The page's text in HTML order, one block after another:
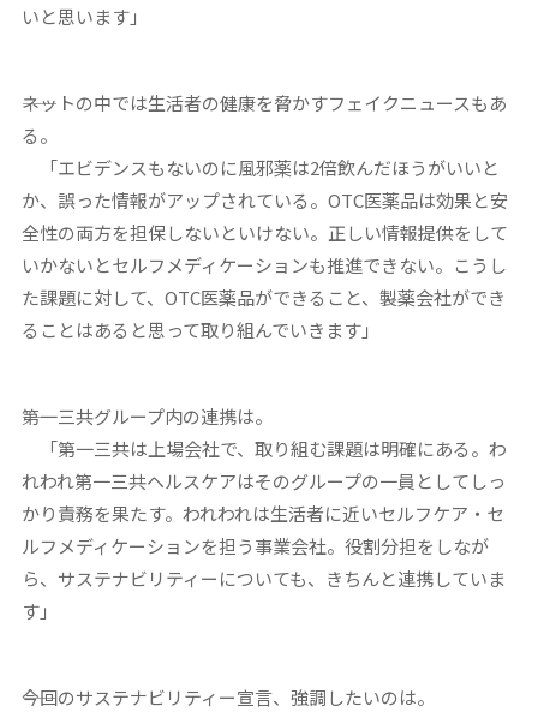
いと思います」
――ネットの中では生活者の健康を脅かすフェイクニュースもあ
る。
「エビデンスもないのに風邪薬は2倍飲んだほうがいいと
か、誤った情報がアップされている。OTC医薬品は効果と安
全性の両方を担保しないといけない。正しい情報提供をして
いかないとセルフメディケーションも推進できない。こうし
た課題に対して、OTC医薬品ができること、製薬会社ができ
ることはあると思って取り組んでいきます」
――第一三共グループ内の連携は。
「第一三共は上場会社で、取り組む課題は明確にある。わ
れわれ第一三共ヘルスケアはそのグループの一員としてしっ
かり責務を果たす。われわれは生活者に近いセルフケア・セ
ルフメディケーションを担う事業会社。役割分担をしなが
ら、サステナビリティーについても、きちんと連携していま
す」
――今回のサステナビリティー宣言、強調したいのは。